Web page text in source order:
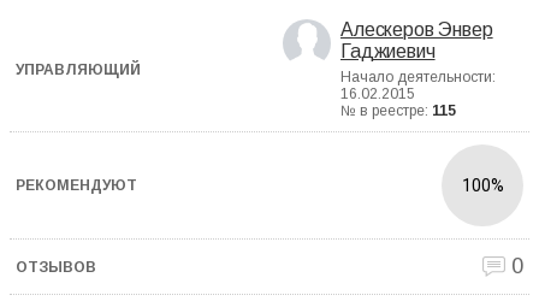
Алескеров Энвер
Гаджиевич
Начало деятельности:
16.02.2015
№ в реестре: 115
100%
0